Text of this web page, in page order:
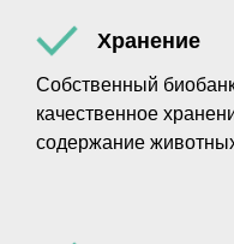
Хранение
Собственный
качественное
содержание